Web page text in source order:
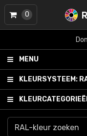
MENU
KLEURSYSTEEM:
0